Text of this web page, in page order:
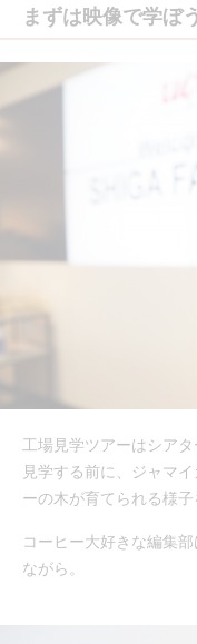
まずは映像で学ぼ
工場見学ツアーはシア
見学する前に、ジャマ
ーの木が育てられる様子
コーヒー大好きな編集
ながら。